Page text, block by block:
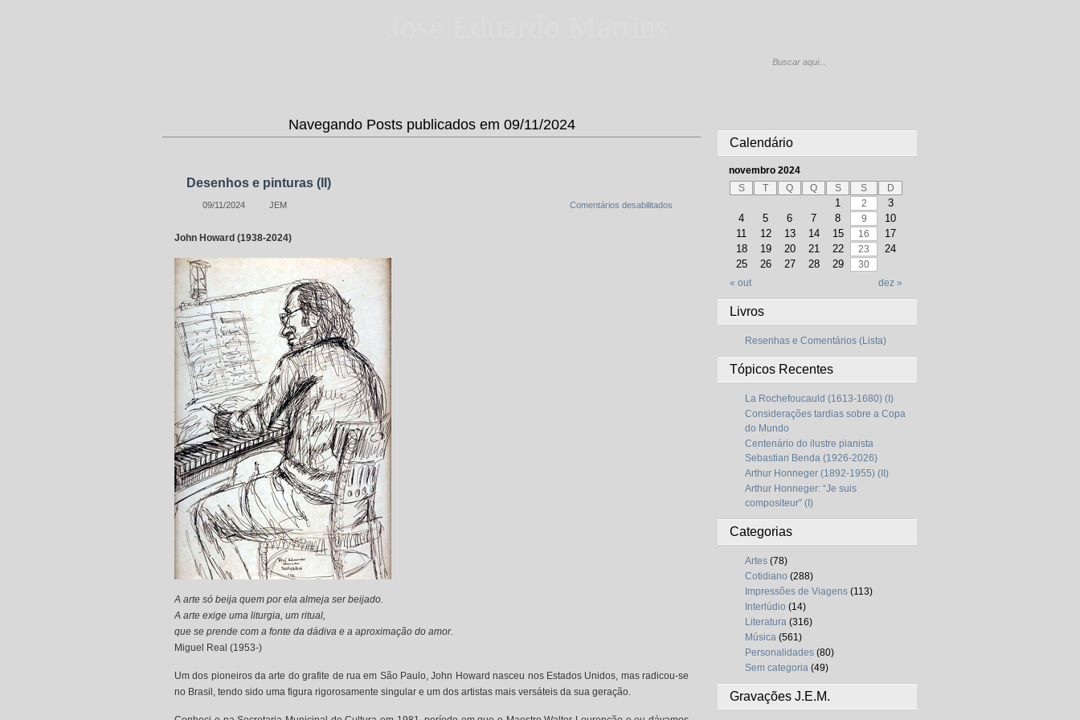
Navegando Posts publicados em 09/11/2024
Desenhos e pinturas (II)
09/11/2024 JEM Comentários desabilitados
John Howard (1938-2024)
A arte só beija quem por ela almeja ser beijado.
A arte exige uma liturgia, um ritual,
que se prende com a fonte da dádiva e a aproximação do amor.
Miguel Real (1953-)
Um dos pioneiros da arte do grafite de rua em São Paulo, John Howard nasceu nos Estados Unidos, mas radicou-se
no Brasil, tendo sido uma figura rigorosamente singular e um dos artistas mais versáteis da sua geração.
Calendário
novembro 2024
S
T Q Q S S D
« out dez »
1 2
3
4
5 6 7 8 9
10
11
12 13 14 15 16
17
18
19 20 21 22 23
24
25
26 27 28 29 30
Livros
Resenhas e Comentários (Lista)
Tópicos Recentes
La Rochefoucauld (1613-1680) (I)
Considerações tardias sobre a Copa
do Mundo
Centenário do ilustre pianista
Sebastian Benda (1926-2026)
Arthur Honneger (1892-1955) (II)
Arthur Honneger: “Je suis
compositeur” (I)
Categorias
Artes (78)
Cotidiano (288)
Impressões de Viagens (113)
Interlúdio (14)
Literatura (316)
Música (561)
Personalidades (80)
Sem categoria (49)
Gravações J.E.M.